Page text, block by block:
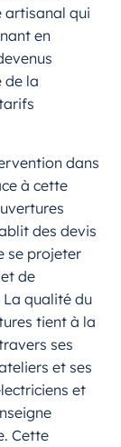
artisanal qui
en
de la
dans
à cette
des devis
se projeter
de
qualité du
tient à la
ses
et ses
et
Cette